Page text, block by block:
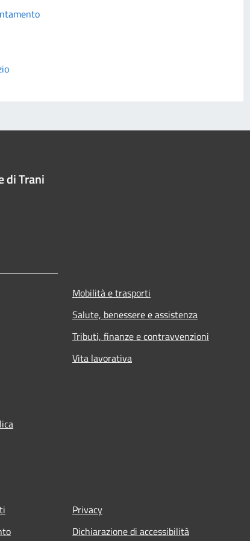
di Trani
Mobilità e trasporti
Salute, benessere e assistenza
Tributi, finanze e contravvenzioni
Vita lavorativa
Privacy
Dichiarazione di accessibilità